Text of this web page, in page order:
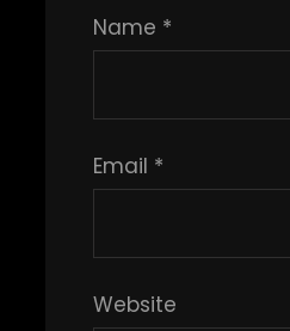
Name *
Email *
Website